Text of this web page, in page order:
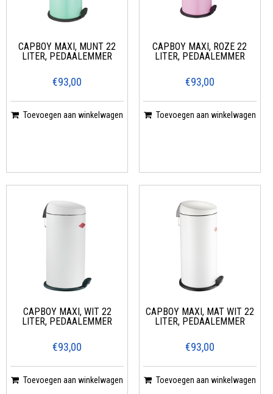
CAPBOY MAXI, MUNT 22
LITER, PEDAALEMMER
€93,00
Toevoegen aan winkelwagen
CAPBOY MAXI, ROZE 22
LITER, PEDAALEMMER
€93,00
Toevoegen aan winkelwagen
CAPBOY MAXI, WIT 22
LITER, PEDAALEMMER
€93,00
Toevoegen aan winkelwagen
CAPBOY MAXI, MAT WIT 22
LITER, PEDAALEMMER
€93,00
Toevoegen aan winkelwagen